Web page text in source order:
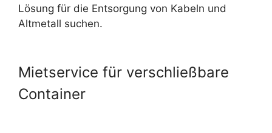
Lösung für die Entsorgung von Kabeln und
Altmetall suchen.
Mietservice für verschließbare
Container